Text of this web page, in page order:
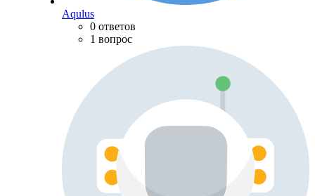
Aqulus
0 ответов
1 вопрос